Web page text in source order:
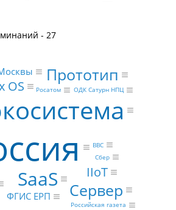
- 27
SaaS Сервер
Прототип
IIoT
OS
ФГИС ЕРП
ОДК Сатурн НПЦ
Росатом
Сбер
Российская газета
BBC